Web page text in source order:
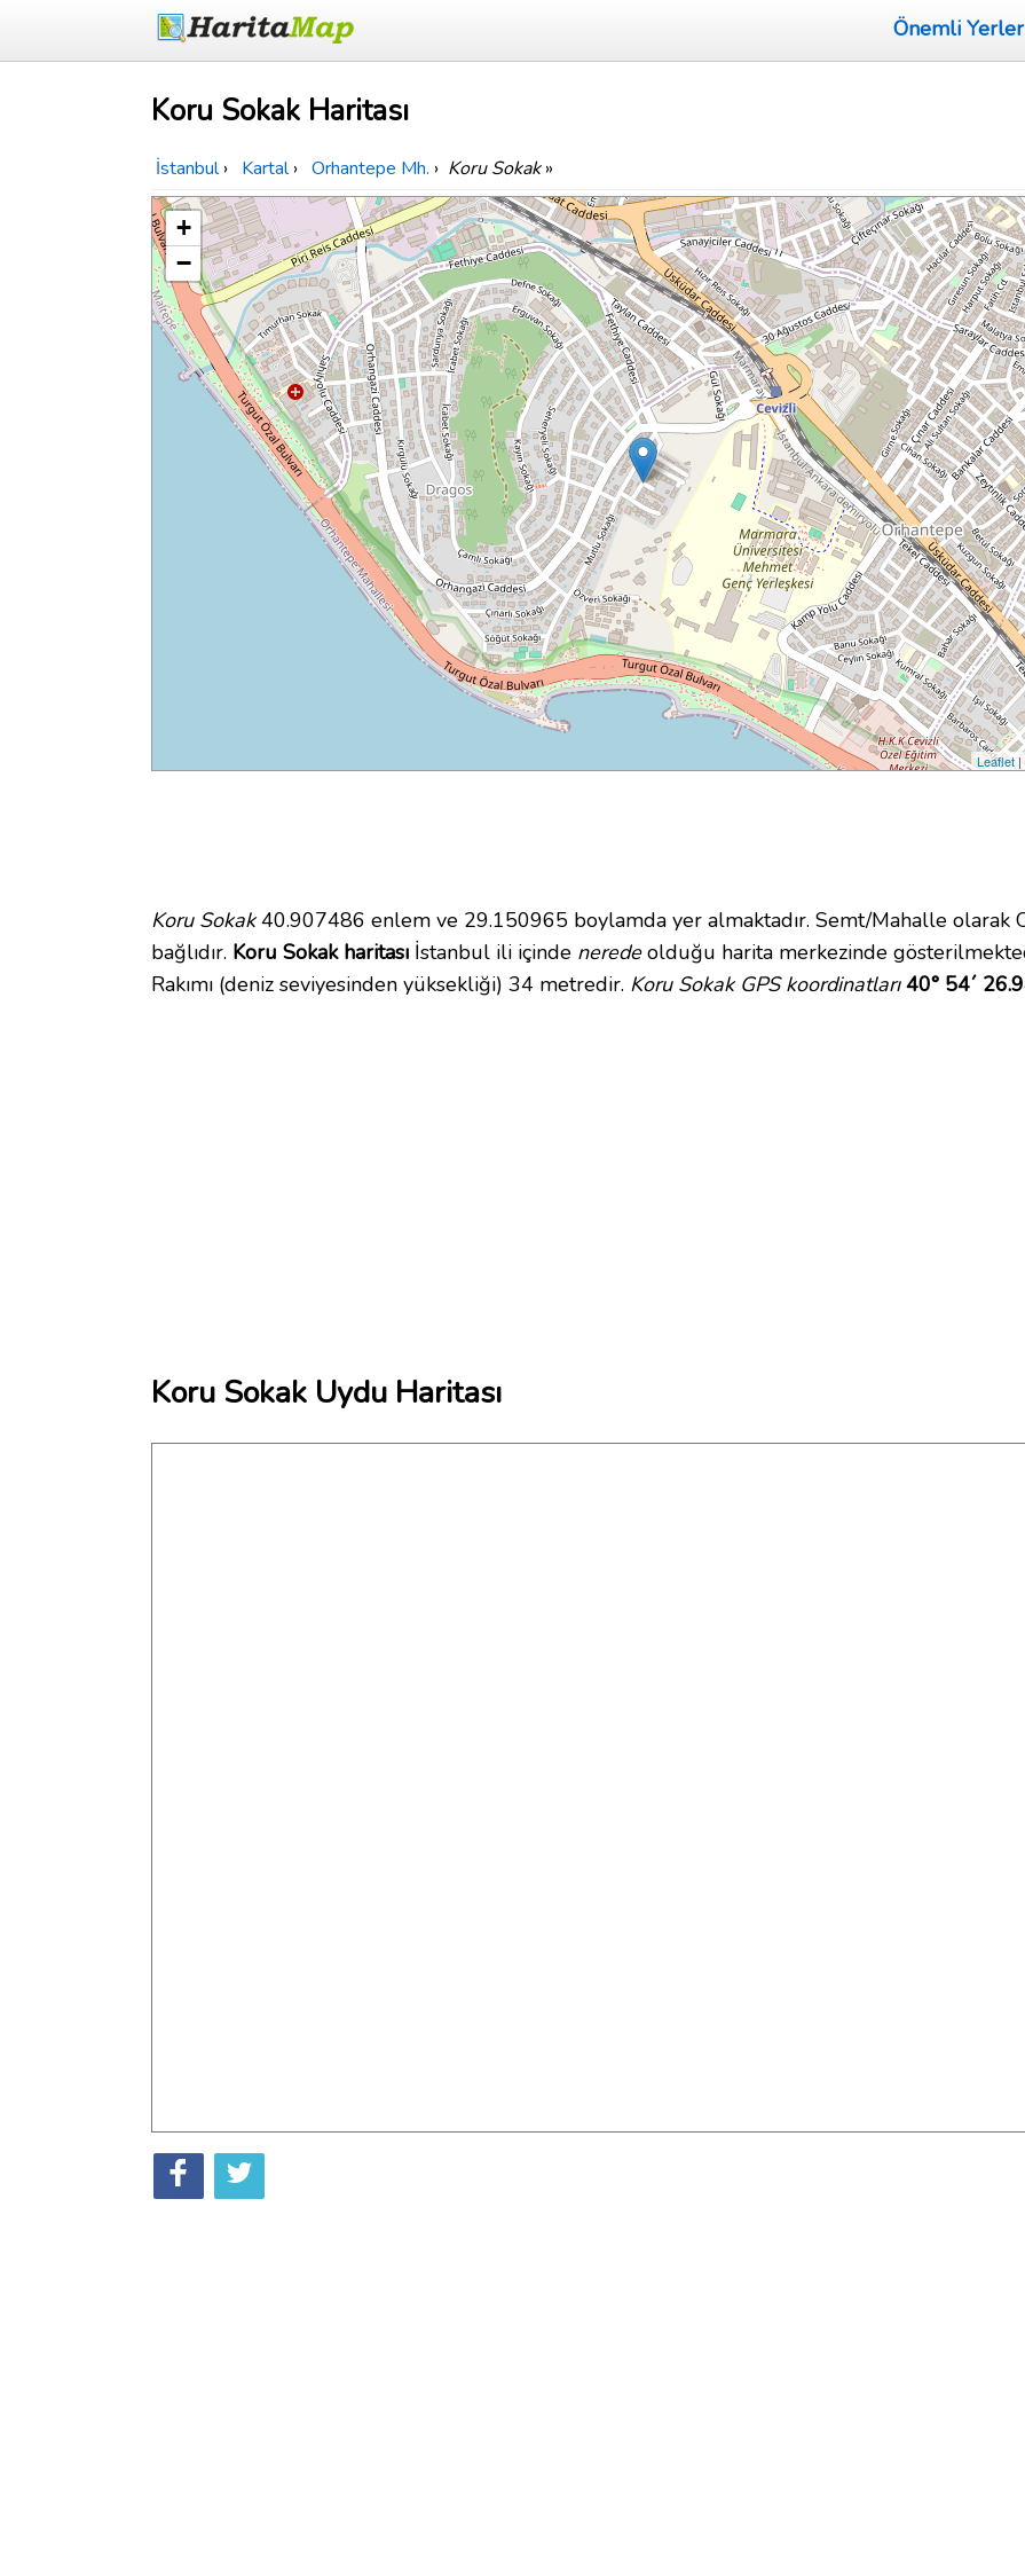
Önemli Yerler
Koru Sokak Haritası
İstanbul › Kartal › Orhantepe Mh. › Koru Sokak»
+
−
Leaflet
Koru Sokak40.907486 enlem ve 29.150965 boylamda yer almaktadır. Semt/Mahalle olarak
bağlıdır. Koru Sokak haritası İstanbul ili içinde neredeolduğu harita merkezinde
Rakımı (deniz seviyesinden yüksekliği) 34 metredir. Koru Sokak GPS koordinatları 40° 54´
Koru Sokak Uydu Haritası